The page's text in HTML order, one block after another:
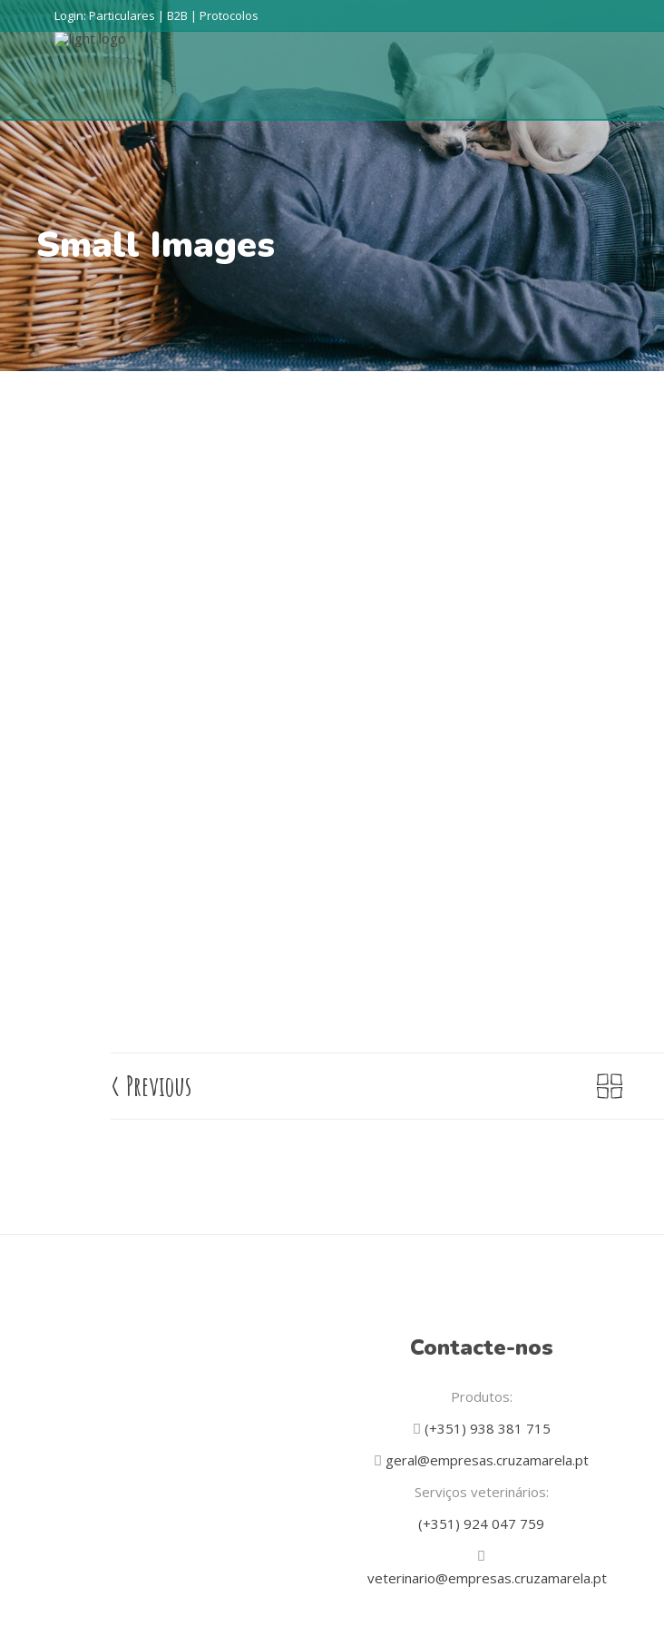
Login:Particulares | B2B | Protocolos
Small Images
< Previous
Contacte-nos
Produtos:
(+351) 938 381 715
geral@empresas.cruzamarela.pt
Serviços veterinários:
(+351) 924 047 759
veterinario@empresas.cruzamarela.pt